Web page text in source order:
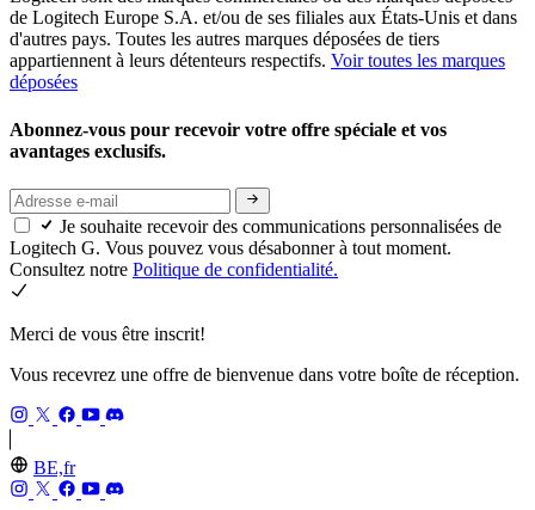
de Logitech Europe S.A. et/ou de ses filiales aux États-Unis et dans
d'autres pays. Toutes les autres marques déposées de tiers
appartiennent à leurs détenteurs respectifs. Voir toutes les marques
déposées
Abonnez-vous pour recevoir votre offre spéciale et vos
avantages exclusifs.
Je souhaite recevoir des communications personnalisées de
Logitech G. Vous pouvez vous désabonner à tout moment.
Consultez notre Politique de confidentialité.
Merci de vous être inscrit!
Vous recevrez une offre de bienvenue dans votre boîte de réception.
BE,fr